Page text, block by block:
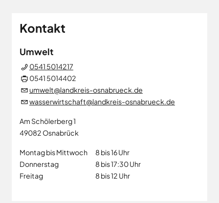
Kontakt
Umwelt
0541 5014217
0541 5014402
umwelt@landkreis-osnabrueck.de
wasserwirtschaft@landkreis-osnabrueck.de
Am Schölerberg 1
49082 Osnabrück
Montag bis Mittwoch
8 bis 16 Uhr
Donnerstag
8 bis 17:30 Uhr
Freitag
8 bis 12 Uhr